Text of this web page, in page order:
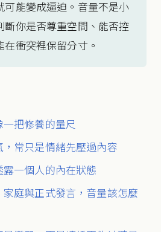
可能變成逼迫。音量不是小
斷你是否尊重空間、能否控
衝突裡保留分寸。
把修養的量尺
常只是情緒先壓過內容
一個人的內在狀態
庭與正式發言，音量該怎麼